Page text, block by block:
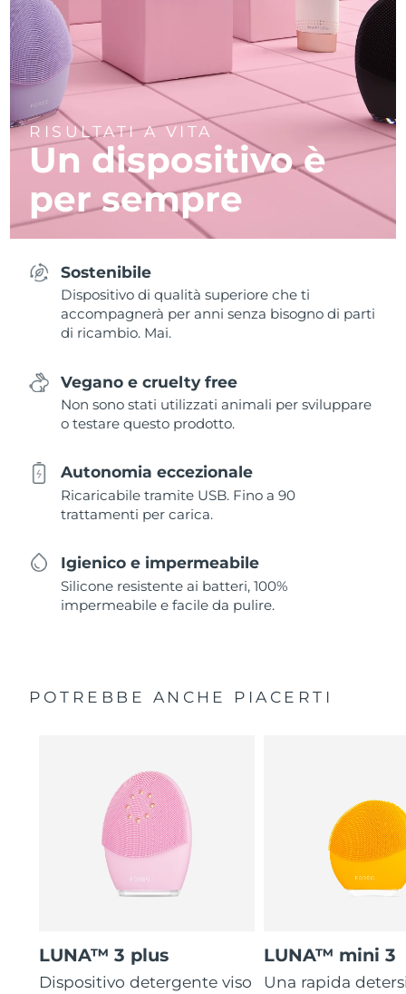
RISULTATI A VITA
Un dispositivo è
per sempre
Sostenibile
Dispositivo di qualità superiore che ti
accompagnerà per anni senza bisogno di parti
di ricambio. Mai.
Vegano e cruelty free
Non sono stati utilizzati animali per sviluppare
o testare questo prodotto.
Autonomia eccezionale
Ricaricabile tramite USB. Fino a 90
trattamenti per carica.
Igienico e impermeabile
Silicone resistente ai batteri, 100%
impermeabile e facile da pulire.
POTREBBE ANCHE PIACERTI
LUNA™ 3 plus
Dispositivo detergente viso
LUNA™ mini 3
Una rapida